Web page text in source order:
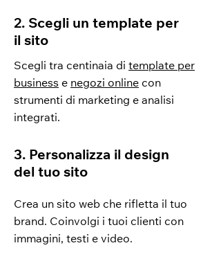
2. Scegli un template per
il sito
Scegli tra centinaia di template per
business e negozi online con
strumenti di marketing e analisi
integrati.
3. Personalizza il design
del tuo sito
Crea un sito web che rifletta il tuo
brand. Coinvolgi i tuoi clienti con
immagini, testi e video.